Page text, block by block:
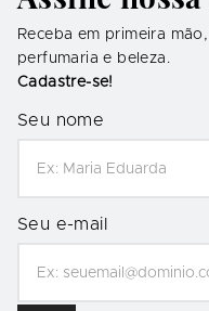
Receba em primeira
perfumaria e beleza.
Cadastre-se!
Seu nome
Seu e-mail